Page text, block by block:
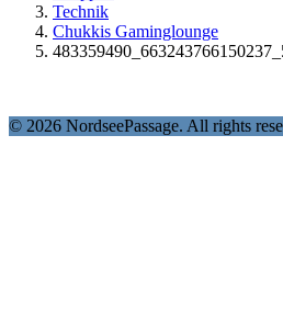
Technik
Chukkis Gaminglounge
© 2026 NordseePassage. All rights